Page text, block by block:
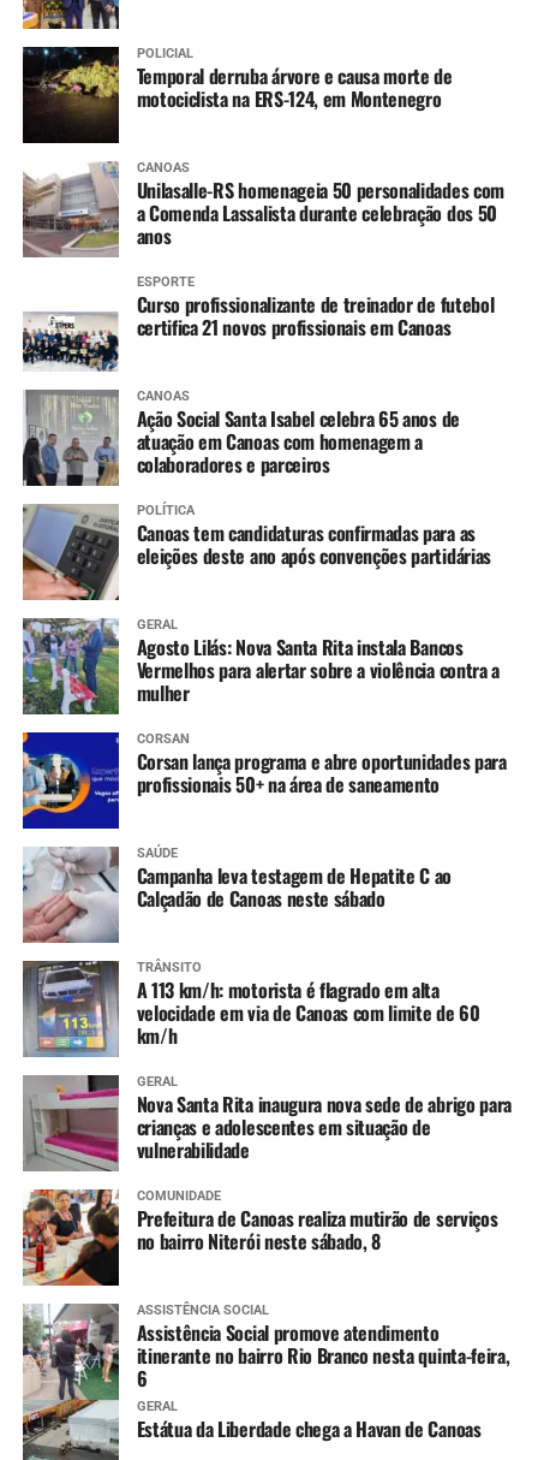
POLICIAL
Temporal derruba árvore e causa morte de
motociclista na ERS-124, em Montenegro
CANOAS
Unilasalle-RS homenageia 50 personalidades com
a Comenda Lassalista durante celebração dos 50
anos
ESPORTE
Curso profissionalizante de treinador de futebol
certifica 21 novos profissionais em Canoas
CANOAS
Ação Social Santa Isabel celebra 65 anos de
atuação em Canoas com homenagem a
colaboradores e parceiros
POLÍTICA
Canoas tem candidaturas confirmadas para as
eleições deste ano após convenções partidárias
GERAL
Agosto Lilás: Nova Santa Rita instala Bancos
Vermelhos para alertar sobre a violência contra a
mulher
CORSAN
Corsan lança programa e abre oportunidades para
profissionais 50+ na área de saneamento
SAÚDE
Campanha leva testagem de Hepatite C ao
Calçadão de Canoas neste sábado
TRÂNSITO
A 113 km/h: motorista é flagrado em alta
velocidade em via de Canoas com limite de 60
km/h
GERAL
Nova Santa Rita inaugura nova sede de abrigo para
crianças e adolescentes em situação de
vulnerabilidade
COMUNIDADE
Prefeitura de Canoas realiza mutirão de serviços
no bairro Niterói neste sábado, 8
ASSISTÊNCIA SOCIAL
Assistência Social promove atendimento
itinerante no bairro Rio Branco nesta quinta-feira,
6
GERAL
Estátua da Liberdade chega a Havan de Canoas